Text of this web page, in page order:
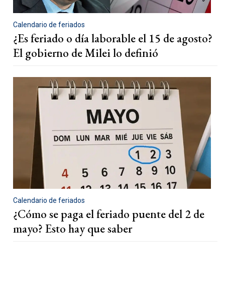
Calendario de feriados
¿Es feriado o día laborable el 15 de agosto?
El gobierno de Milei lo definió
Calendario de feriados
¿Cómo se paga el feriado puente del 2 de
mayo? Esto hay que saber